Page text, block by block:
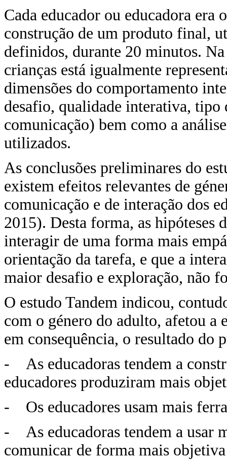
Cada educador ou educadora era
construção de um produto final,
definidos, durante 20 minutos.
crianças está igualmente
dimensões do comportamento
desafio, qualidade interativa, tipo
comunicação) bem como a
utilizados.
As conclusões preliminares do
existem efeitos relevantes de
comunicação e de interação dos
2015). Desta forma, as hipóteses
interagir de uma forma mais
orientação da tarefa, e que a
maior desafio e exploração, não
O estudo Tandem indicou,
com o género do adulto, afetou a
em consequência, o resultado do
- As educadoras tendem a
educadores produziram mais
- Os educadores usam mais
- As educadoras tendem a usar
comunicar de forma mais